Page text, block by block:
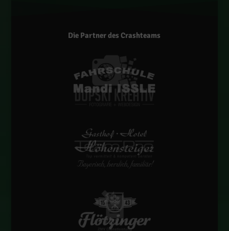
Die Partner des Crashteams